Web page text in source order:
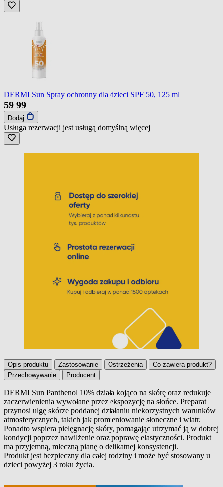
DERMI Sun Spray ochronny dla dzieci SPF 50, 125 ml
59 99
Dodaj
Usługa rezerwacji jest usługą domyślną więcej
Opis produktu Zastosowanie Ostrzeżenia
Co zawiera produkt?
Przechowywanie
Producent
Opis produktu
DERMI Sun Panthenol 10% działa kojąco na skórę oraz redukuje
zaczerwienienia wywołane przez ekspozycję na słońce. Preparat
przynosi ulgę skórze poddanej działaniu niekorzystnych warunków
atmosferycznych, takich jak promieniowanie słoneczne i wiatr.
Ponadto wspiera pielęgnację skóry, pomagając utrzymać ją w dobrej
kondycji poprzez nawilżenie oraz poprawę elastyczności. Produkt
ma przyjemną, mleczną pianę o delikatnej konsystencji.
Produkt jest bezpieczny dla całej rodziny i może być stosowany u
dzieci powyżej 3 roku życia.